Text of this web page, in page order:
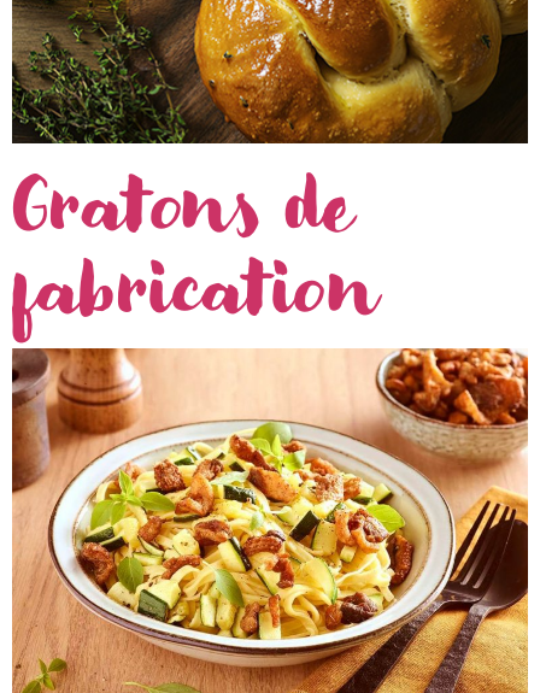
Gratons de
fabrication